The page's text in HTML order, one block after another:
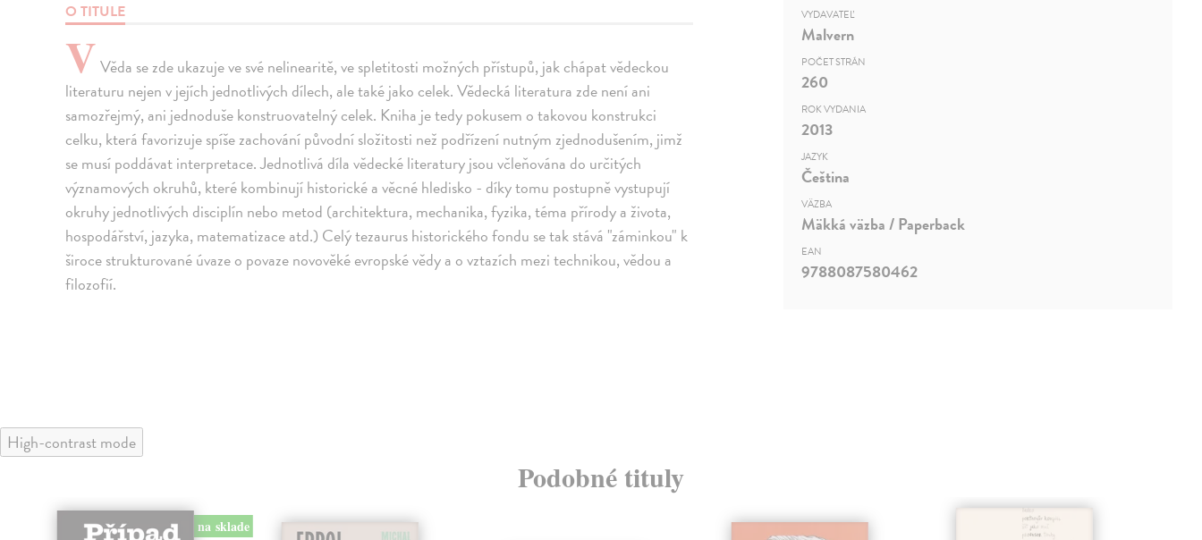
O TITULE
VVěda se zde ukazuje ve své nelinearitě, ve spletitosti možných přístupů, jak chápat vědeckou
literaturu nejen v jejích jednotlivých dílech, ale také jako celek. Vědecká literatura zde není ani
samozřejmý, ani jednoduše konstruovatelný celek. Kniha je tedy pokusem o takovou konstrukci
celku, která favorizuje spíše zachování původní složitosti než podřízení nutným zjednodušením, jimž
se musí poddávat interpretace. Jednotlivá díla vědecké literatury jsou včleňována do určitých
významových okruhů, které kombinují historické a věcné hledisko - díky tomu postupně vystupují
okruhy jednotlivých disciplín nebo metod (architektura, mechanika, fyzika, téma přírody a života,
hospodářství, jazyka, matematizace atd.) Celý tezaurus historického fondu se tak stává "záminkou" k
široce strukturované úvaze o povaze novověké evropské vědy a o vztazích mezi technikou, vědou a
filozofií.
VYDAVATEĽ
Malvern
POČET STRÁN
260
ROK VYDANIA
2013
JAZYK
Čeština
VÄZBA
Mäkká väzba / Paperback
EAN
9788087580462
High-contrast mode
Podobné tituly
na sklade